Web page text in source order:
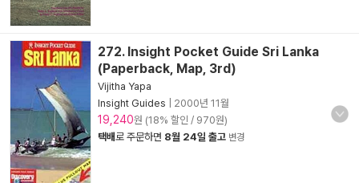
272. Insight Pocket Guide Sri Lanka
(Paperback, Map, 3rd)
Vijitha Yapa
Insight Guides
2000년 11월
19,240원 (18% 할인 / 970원)
택배로 주문하면 8월 24일 출고 변경